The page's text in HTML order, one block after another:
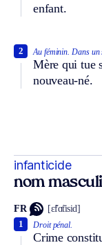
enfant.
Au féminin. Dans un
Mère qui tue
nouveau-né.
2
infanticide
nom
FR [ɛ̃fɑ̃tisid]
Droit pénal.
Crime
1